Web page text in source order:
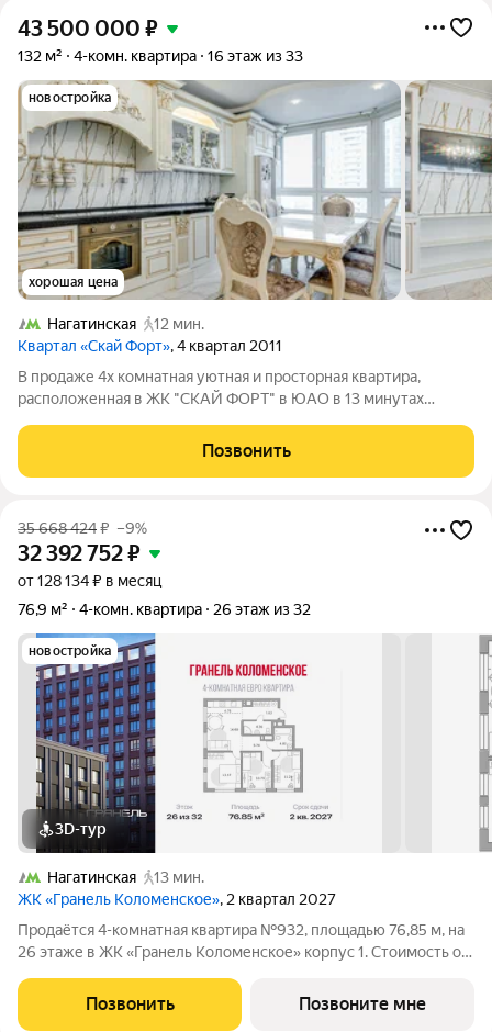
43 500 000 ₽
132 м² 4-комн. квартира 16 этаж из 33
новостройка
хорошая цена
Нагатинская
12 мин.
Квартал «Скай Форт», 4 квартал 2011
В продаже 4х комнатная уютная и просторная квартира,
расположенная в ЖК "СКАЙ ФОРТ" в ЮАО в 13 минутах
планировка квартиры идеально подходят для большой семьи:
просторная кухня, отдельно расположена
Позвонить
35 668 424₽ –9%
32 392 752₽
от 128 134 ₽ в месяц
76,9 м²
4-комн. квартира 26 этаж из 32
новостройка
3D-тур
Нагатинская
13 мин.
ЖК «Гранель Коломенское», 2 квартал 2027
Продаётся 4-комнатная квартира №932, площадью 76,85 м, на
26 этаже в ЖК «Гранель Коломенское» корпус 1. Стоимость от
во двор. Жилой квартал «Гранель Коломенское»
расположился на юге
Позвонить Позвоните мне